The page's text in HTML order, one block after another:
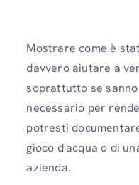
Mostrare come è
davvero aiutare a
soprattutto se
necessario per
potresti
gioco d'acqua o di
azienda.